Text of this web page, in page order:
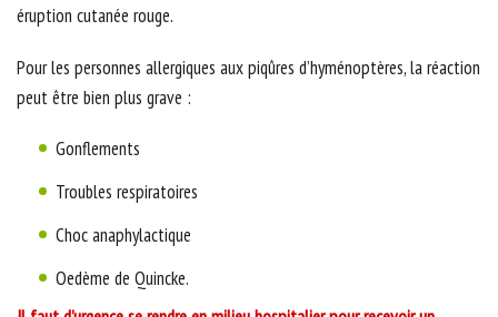
éruption cutanée rouge.
Pour les personnes allergiques aux piqûres d’hyménoptères, la réaction
peut être bien plus grave :
Gonflements
Troubles respiratoires
Choc anaphylactique
Oedème de Quincke.